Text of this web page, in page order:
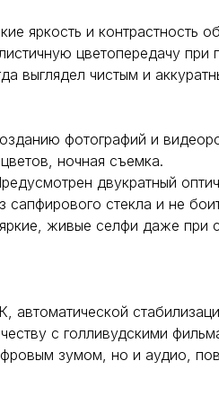
яркость и контрастность
цветопередачу при
выглядел чистым и
фотографий и
ночная съемка.
двукратный
стекла и не
живые селфи даже
с голливудскими
зумом, но и аудио,